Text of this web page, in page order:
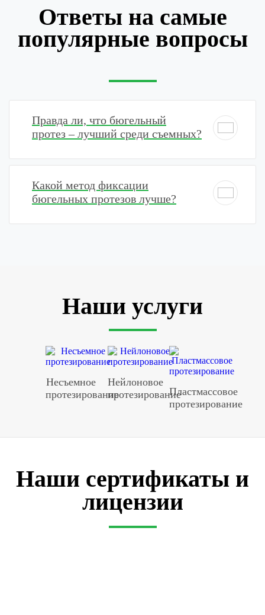
Ответы на самые
популярные вопросы
Правда ли, что бюгельный
протез – лучший среди съемных?
Какой метод фиксации
бюгельных протезов лучше?
Наши услуги
Несъемное
протезирование
Нейлоновое
протезированиеПластмассовое
протезирование
Наши сертификаты и
лицензии